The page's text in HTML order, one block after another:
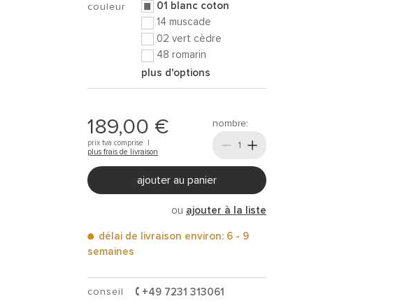
couleur
01 blanc coton
14 muscade
02 vert cèdre
48 romarin
plus d'options
189,00 €
prix tva comprise |
plus frais de livraison
nombre:
ajouter au panier
ou ajouter à la liste
délai de livraison environ: 6 - 9
semaines
conseil
+49 7231 313061